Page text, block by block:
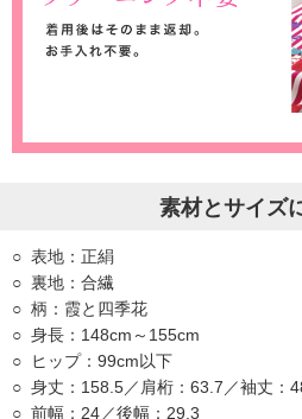
素材とサイズ
表地：正絹
裏地：合繊
柄：霞と四季花
身長：148cm～155cm
ヒップ：99cm以下
身丈：158.5／肩桁：63.7／袖丈：
前幅：24／後幅：29.3